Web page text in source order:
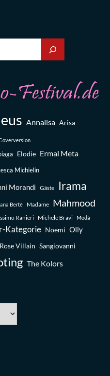
Annalisa Arisa
Elodie Ermal Meta
Michielin
Morandi Gäste Irama
Bertè Madame Mahmood
Ranieri Michele Bravi Modà
Kategorie Noemi Olly
Rose Villain Sangiovanni
The Kolors